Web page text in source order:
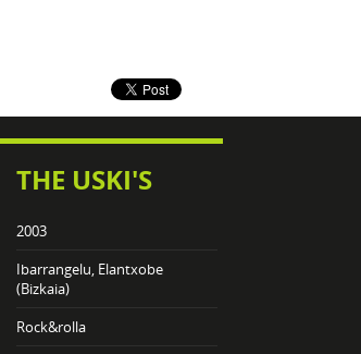
THE USKI'S
2003
Ibarrangelu, Elantxobe
(Bizkaia)
Rock&rolla